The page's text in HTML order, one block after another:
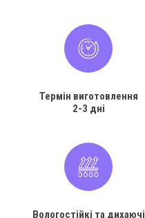
Термін виготовлення
2-3 дні
Вологостійкі та дихаючі